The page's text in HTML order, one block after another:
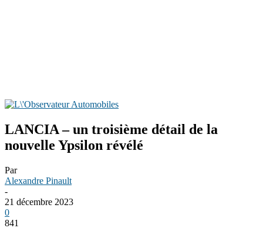
LANCIA – un troisième détail de la
nouvelle Ypsilon révélé
Par
Alexandre Pinault
-
21 décembre 2023
0
841